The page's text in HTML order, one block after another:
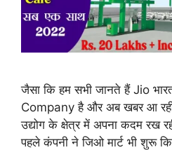
जैसा कि हम सभी जानते हैं Jio
Company है और अब खबर आ
उद्योग के क्षेत्र में अपना कदम रख
पहले कंपनी ने जिओ मार्ट भी शुरू